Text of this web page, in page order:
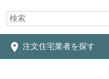
place 注文住宅業者を探す